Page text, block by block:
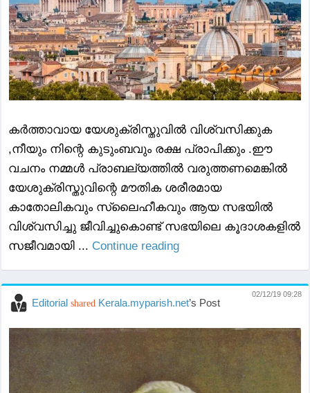
കർത്താവായ യേശുക്രിസ്തുവിൽ വിശ്വസിക്കുക
,നീയും നിന്റെ കുടുംബവും രക്ഷ പ്രാപിക്കും .ഈ
വചനം നമ്മൾ പ്രാബല്യത്തിൽ വരുത്തണമെങ്കിൽ
യേശുക്രിസ്തുവിന്റെ മൗതിക ശരീരമായ
കാതോലികവും സ്ലൈഹീകവും ആയ സഭയിൽ
വിശ്വസിച്ചു ജീവിച്ചുകൊണ്ട് സഭയിലെ കൂദാശകളിൽ
സജീവമായി ... Continue reading
Editorial shared Kerala.myparish.net’s Post
02/12/19 09:28